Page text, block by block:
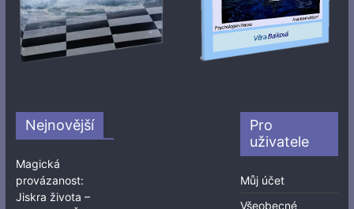
Nejnovější
Magická
provázanost:
Jiskra života –
Pro
uživatele
Můj účet
Všeobecné